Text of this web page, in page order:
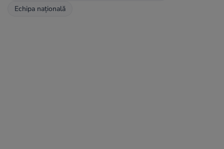
Echipa națională